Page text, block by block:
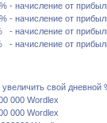
- начисление от
- начисление от
- начисление от
- начисление от
свой дневной
000 Wordlex
000 Wordlex